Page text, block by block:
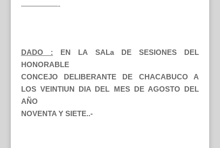
—————-
DADO :
EN LA SALa DE SESIONES DEL
HONORABLE
CONCEJO DELIBERANTE DE CHACABUCO A
LOS VEINTIUN DIA DEL MES DE AGOSTO DEL
AÑO
NOVENTA Y SIETE..-